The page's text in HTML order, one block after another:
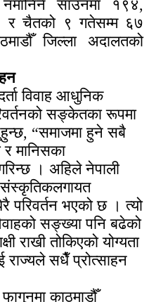
नमानिने साउनमा १९४,
र चैतको ९ गतेसम्म ६७
जिल्ला अदालतको
विवाह आधुनिक
सङ्केतका रूपमा
“समाजमा हुने सबै
मानिसका
। अहिले नेपाली
संस्कृतिकलगायत
परिवर्तन भएको छ । त्यो
सङ्ख्या पनि बढेको
राखी तोकिएको योग्यता
राज्यले सधैँ प्रोत्साहन
काठमाडौँ